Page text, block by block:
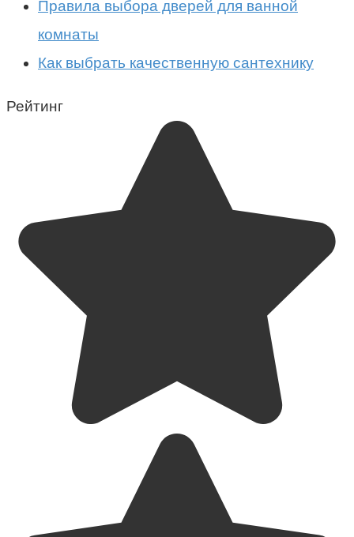
Правила выбора дверей для ванной
комнаты
Как выбрать качественную сантехнику
Рейтинг